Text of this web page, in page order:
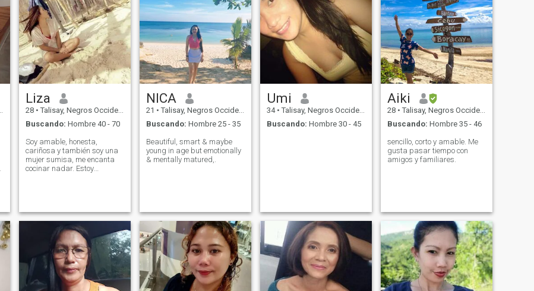
Liza
28 • Talisay, Negros Occidental, Filipinas
Buscando: Hombre 40 - 70
Soy amable, honesta,
cariñosa y también soy una
mujer sumisa, me encanta
cocinar nadar. Estoy
NICA
21 • Talisay, Negros Occidental, Filipinas
Buscando: Hombre 25 - 35
Beautiful, smart & maybe
young in age but emotionally
& mentally matured,.
Umi
34 • Talisay, Negros Occidental, Filipinas
Buscando: Hombre 30 - 45
Aiki
28 • Talisay, Negros Occidental, Filipinas
Buscando: Hombre 35 - 46
sencillo, corto y amable. Me
gusta pasar tiempo con
amigos y familiares.